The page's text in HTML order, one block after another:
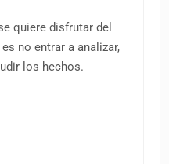
quiere disfrutar del
no entrar a analizar,
los hechos.